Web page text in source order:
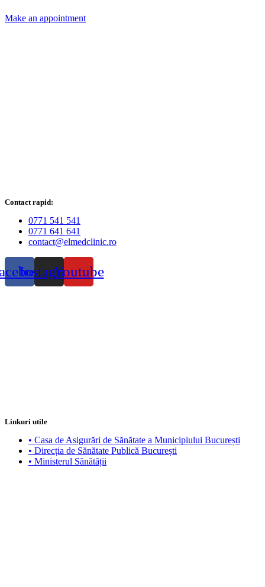
Make an appointment
Contact rapid:
0771 541 541
0771 641 641
contact@elmedclinic.ro
InstagramYoutube
Linkuri utile
• Casa de Asigurări de Sănătate a Municipiului București
• Direcția de Sănătate Publică București
• Ministerul Sănătății